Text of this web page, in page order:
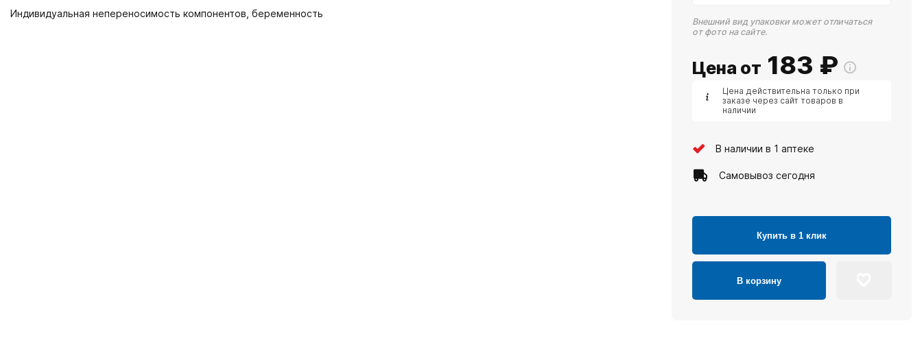
Индивидуальная непереносимость компонентов, беременность
Внешний вид упаковки может отличаться
от фото на сайте.
Цена от 183 ₽
Цена действительна только при
заказе через сайт товаров в
наличии
В наличии в 1 аптеке
Самовывоз сегодня
Купить в 1 клик
В корзину